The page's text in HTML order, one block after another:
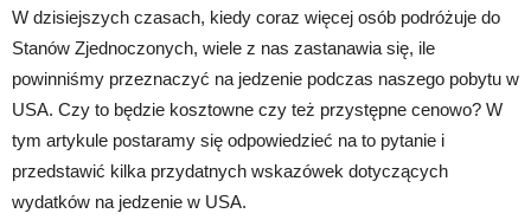
W dzisiejszych czasach, kiedy coraz więcej osób podróżuje do
Stanów Zjednoczonych, wiele z nas zastanawia się, ile
powinniśmy przeznaczyć na jedzenie podczas naszego pobytu w
USA. Czy to będzie kosztowne czy też przystępne cenowo? W
tym artykule postaramy się odpowiedzieć na to pytanie i
przedstawić kilka przydatnych wskazówek dotyczących
wydatków na jedzenie w USA.